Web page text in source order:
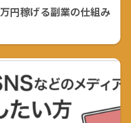
円稼げる副業の仕組み